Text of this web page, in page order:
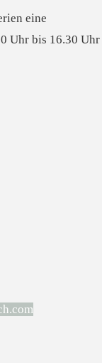
eine
Uhr bis 16.30 Uhr